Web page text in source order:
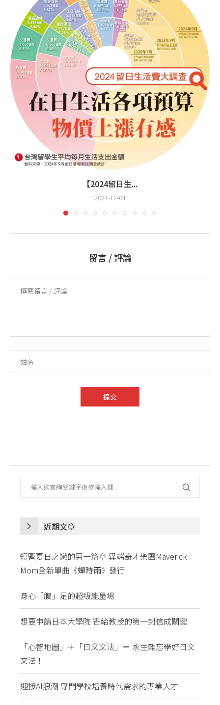
【2024留日生...
2024-12-04
留言 / 評論
近期文章
短暫夏日之戀的另一篇章 異端奇才樂團Maverick
Mom全新單曲《蟬時雨》發行
身心「腹」足的超級能量場
想要申請日本大學院 寄給教授的第一封信成關鍵
「心智地圖」＋「日文文法」＝ 永生難忘學好日文
文法！
迎接AI浪潮 專門學校培養時代需求的專業人才